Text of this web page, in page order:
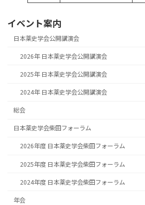
イベント案内
日本薬史学会公開講演会
2026年 日本薬史学会公開講演会
2025年 日本薬史学会公開講演会
2024年 日本薬史学会公開講演会
総会
日本薬史学会柴田フォーラム
2026年度 日本薬史学会柴田フォーラム
2025年度 日本薬史学会柴田フォーラム
2024年度 日本薬史学会柴田フォーラム
年会